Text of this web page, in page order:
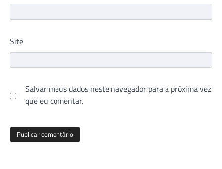
Site
Salvar meus dados neste navegador para a próxima vez
que eu comentar.